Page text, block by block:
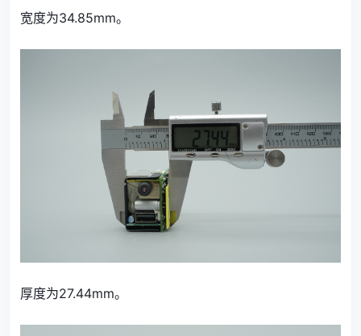
宽度为34.85mm。
厚度为27.44mm。